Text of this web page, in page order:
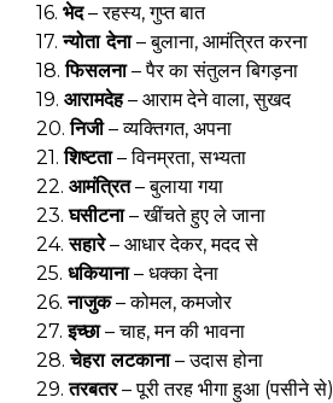
16. भेद– रहस्य, गुप्त बात
17.न्योता देना– बुलाना, आमंत्रित करना
18.फिसलना– पैर का संतुलन बिगड़ना
19. आरामदेह– आराम देने वाला, सुखद
20.निजी– व्यक्तिगत, अपना
21.शिष्टता– विनम्रता, सभ्यता
22. आमंत्रित– बुलाया गया
23.घसीटना– खींचते हुए ले जाना
24.सहारे– आधार देकर, मदद से
25. धकियाना– धक्का देना
26.नाजुक– कोमल, कमजोर
27.इच्छा– चाह, मन की भावना
28.चेहरा लटकाना– उदास होना
29.तरबतर– पूरी तरह भीगा हुआ (पसीने से)